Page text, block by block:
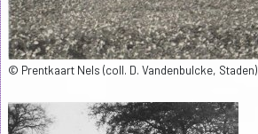
© Prentkaart Nels (coll. D. Vandenbulcke, Staden)